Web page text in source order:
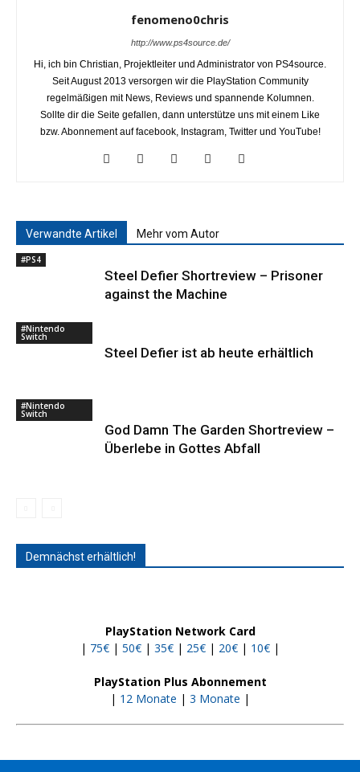
fenomeno0chris
http://www.ps4source.de/
Hi, ich bin Christian, Projektleiter und Administrator von PS4source.
Seit August 2013 versorgen wir die PlayStation Community
regelmäßigen mit News, Reviews und spannende Kolumnen.
Sollte dir die Seite gefallen, dann unterstütze uns mit einem Like
bzw. Abonnement auf facebook, Instagram, Twitter und YouTube!
Verwandte Artikel Mehr vom Autor
#PS4
Steel Defier Shortreview – Prisoner
against the Machine
#Nintendo
Switch
Steel Defier ist ab heute erhältlich
#Nintendo
Switch
God Damn The Garden Shortreview –
Überlebe in Gottes Abfall
Demnächst erhältlich!
PlayStation Network Card
| 75€ | 50€ | 35€ | 25€ | 20€ | 10€ |
PlayStation Plus Abonnement
| 12 Monate | 3 Monate |